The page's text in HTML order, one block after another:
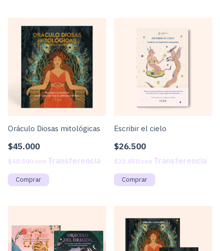
Oráculo Diosas mitológicas
$45.000
$40.500 con
Escribir el cielo
$26.500
$23.850 con